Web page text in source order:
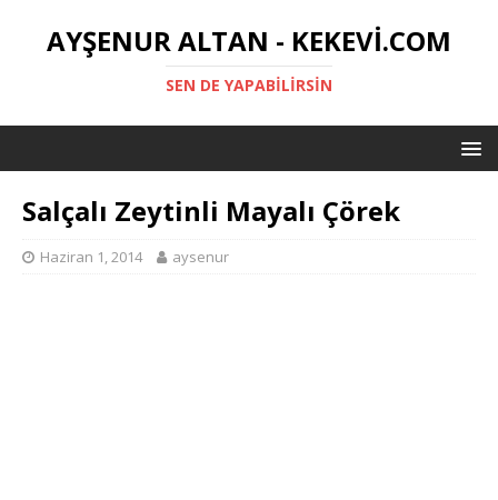
AYŞENUR ALTAN - KEKEVI.COM
SEN DE YAPABILIRSIN
Salçalı Zeytinli Mayalı Çörek
Haziran 1, 2014 aysenur